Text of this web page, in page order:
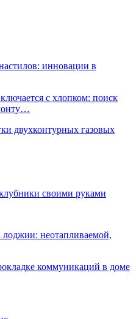
инновации в
с хлопком: поиск
двухконтурных газовых
своими руками
неотапливаемой,
коммуникаций в доме